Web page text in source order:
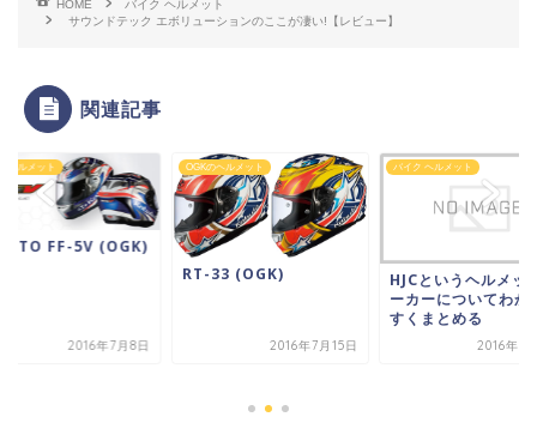
HOME
バイク ヘルメット
サウンドテック エボリューションのここが凄い!【レビュー】
関連記事
ヘルメット
FF-5V (OGK)
2016年7月8日
OGKのヘルメット
RT-33 (OGK)
2016年7月15日
バイク ヘルメット
HJCというヘルメッ
ーカーについてわか
すくまとめる
2016年9